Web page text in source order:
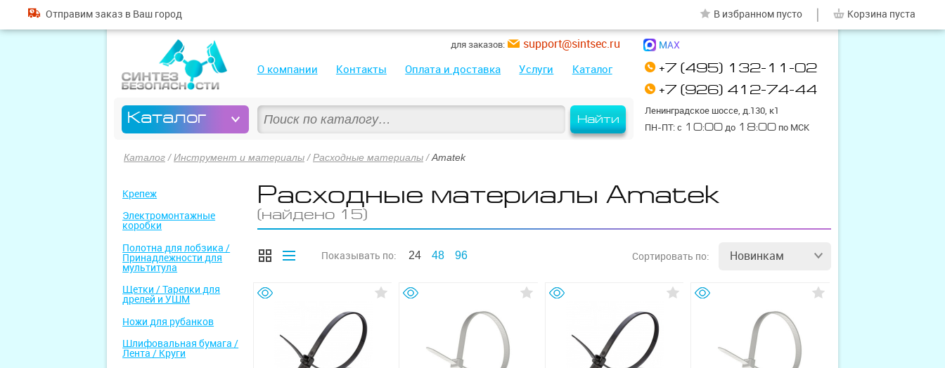
Найти
О компании Контакты Оплата и доставка Услуги Каталог
Каталог
+7 (495) 132-11-02
+7 (926) 412-74-44
Ленинградское шоссе, д.130, к1
ПН-ПТ: с 10:00 до 18:00 по МСК
для заказов: support@sintsec.ru MAX
Отправим заказ в Ваш город В избранном пусто Корзина пуста
Каталог /Инструмент и материалы /Расходные материалы /Amatek
Расходные материалы Amatek
(найдено 15)
Крепеж
Электромонтажные
коробки
Полотна для лобзика /
Принадлежности для
мультитула
Щетки / Тарелки для
дрелей и УШМ
Ножи для рубанков
Шлифовальная бумага /
Лента / Круги
Показывать по: 24 48 96 Сортировать по: Новинкам